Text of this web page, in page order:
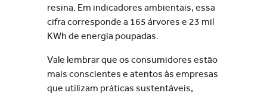
resina. Em indicadores ambientais, essa
cifra corresponde a 165 árvores e 23 mil
KWh de energia poupadas.
Vale lembrar que os consumidores estão
mais conscientes e atentos às empresas
que utilizam práticas sustentáveis,